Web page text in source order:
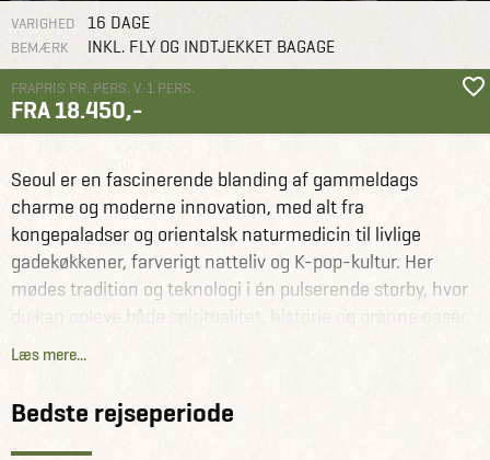
VARIGHED 16 DAGE
BEMÆRK INKL. FLY OG INDTJEKKET BAGAGE
FRAPRIS PR. PERS. V. 1 PERS.
FRA 18.450,-
Seoul er en fascinerende blanding af gammeldags
charme og moderne innovation, med alt fra
kongepaladser og orientalsk naturmedicin til livlige
gadekøkkener, farverigt natteliv og K-pop-kultur. Her
mødes tradition og teknologi i én pulserende storby, hvor
du kan opleve både spiritualitet, historie og grønne oaser.
Som frivillig i Seoul kan du deltage i to meningsfulde
samfund.
Det første projekt foregår i et suppekøkken, hvor du
Læs mere...
Bedste rejseperiode